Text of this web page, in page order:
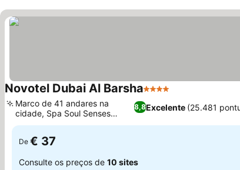
Novotel Dubai Al Barsha4 Estrelas
8,8Excelente (25.481
Marco de 41 andares na
cidade, Spa Soul Senses
premiado
De € 37
Consulte os preços de 10 sites